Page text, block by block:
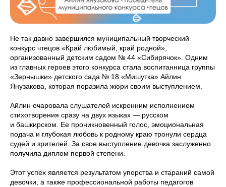
Не так давно завершился муниципальный творческий
конкурс чтецов «Край любимый, край родной»,
организованный детским садом № 44 «Сибирячок». Одним
из главных героев этого конкурса стала воспитанница группы
«Зернышки» детского сада № 18 «Мишутка» Айлин
Янузакова, которая поразила жюри своим выступлением.
Айлин очаровала слушателей искренним исполнением
стихотворения сразу на двух языках — русском
и башкирском. Ее проникновенный голос, эмоциональная
подача и глубокая любовь к родному краю тронули сердца
судей и зрителей. За свое выступление девочка заслуженно
получила диплом первой степени.
Этот успех является результатом упорства и стараний самой
девочки, а также профессиональной работы педагогов